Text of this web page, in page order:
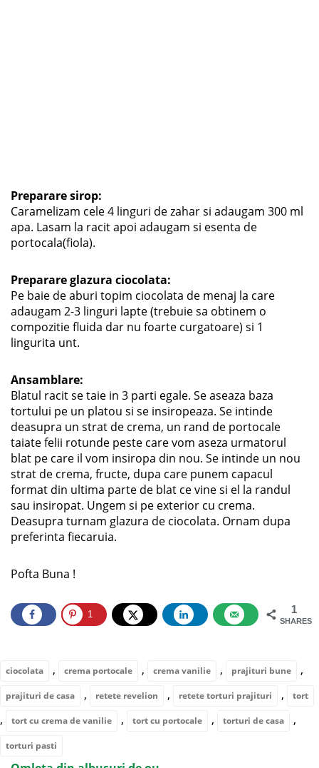
Preparare sirop:
Caramelizam cele 4 linguri de zahar si adaugam 300 ml
apa. Lasam la racit apoi adaugam si esenta de
portocala(fiola).
Preparare glazura ciocolata:
Pe baie de aburi topim ciocolata de menaj la care
adaugam 2-3 linguri lapte (trebuie sa obtinem o
compozitie fluida dar nu foarte curgatoare) si 1
lingurita unt.
Ansamblare:
Blatul racit se taie in 3 parti egale. Se aseaza baza
tortului pe un platou si se insiropeaza. Se intinde
deasupra un strat de crema, un rand de portocale
taiate felii rotunde peste care vom aseza urmatorul
blat pe care il vom insiropa din nou. Se intinde un nou
strat de crema, fructe, dupa care punem capacul
format din ultima parte de blat ce vine si el la randul
sau insiropat. Ungem si pe exterior cu crema.
Deasupra turnam glazura de ciocolata. Ornam dupa
preferinta fiecaruia.
Pofta Buna !
1
SHARES
1
ciocolata , crema portocale , crema vanilie , prajituri bune ,
prajituri de casa , retete revelion , retete torturi prajituri , tort
, tort cu crema de vanilie , tort cu portocale , torturi de casa ,
torturi pasti